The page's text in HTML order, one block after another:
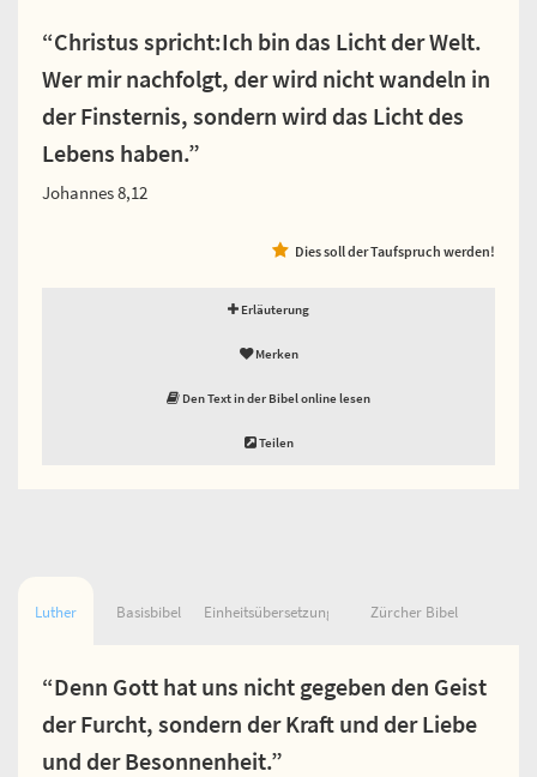
“Christus spricht:Ich bin das Licht der Welt.
Wer mir nachfolgt, der wird nicht wandeln in
der Finsternis, sondern wird das Licht des
Lebens haben.”
Johannes 8,12
Dies soll der Taufspruch werden!
Erläuterung
Merken
Den Text in der Bibel online lesen
Teilen
Luther Basisbibel Einheitsübersetzung Zürcher Bibel
“Denn Gott hat uns nicht gegeben den Geist
der Furcht, sondern der Kraft und der Liebe
und der Besonnenheit.”